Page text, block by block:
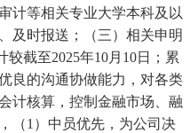
计等相关专业大学本科及以
及时报送；（三）相关申明
截至2025年10月10日；累
良的沟通协做能力，对各类
计核算，控制金融市场、融
（1）中员优先，为公司决